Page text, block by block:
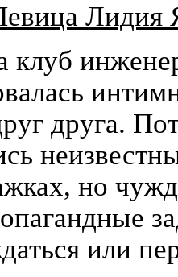
Лидия
клуб
друга.
но
или